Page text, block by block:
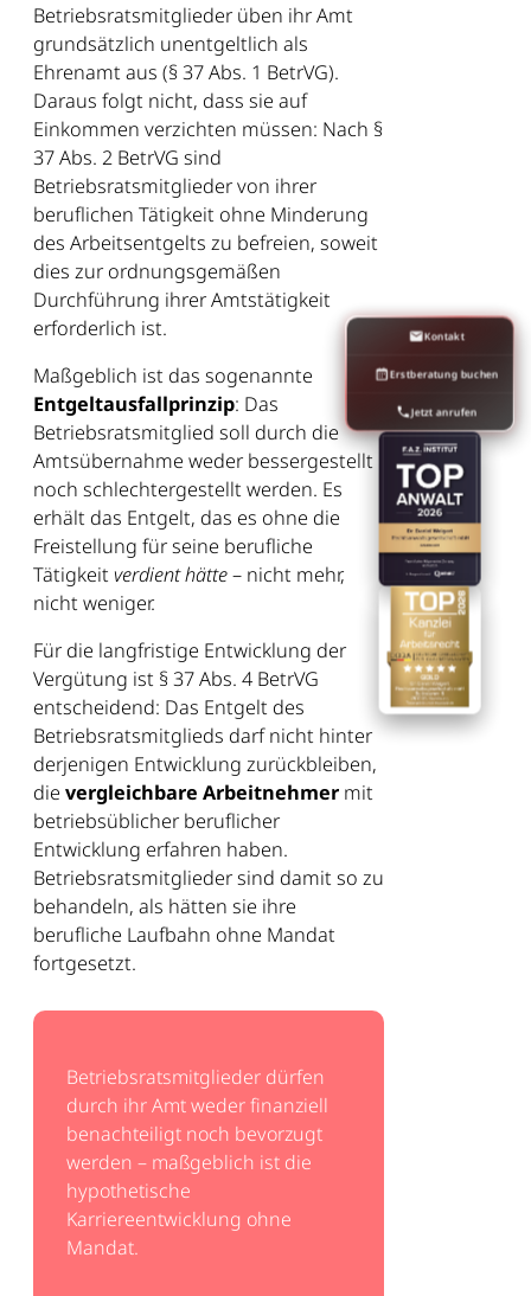
Betriebsratsmitglieder üben ihr Amt
grundsätzlich unentgeltlich als
Ehrenamt aus (§ 37 Abs. 1 BetrVG).
Daraus folgt nicht, dass sie auf
Einkommen verzichten müssen: Nach §
37 Abs. 2 BetrVG sind
Betriebsratsmitglieder von ihrer
beruflichen Tätigkeit ohne Minderung
des Arbeitsentgelts zu befreien, soweit
dies zur ordnungsgemäßen
Durchführung ihrer Amtstätigkeit
erforderlich ist.
Maßgeblich ist das sogenannte
Entgeltausfallprinzip: Das
Betriebsratsmitglied soll durch die
Amtsübernahme weder bessergestellt
noch schlechtergestellt werden. Es
erhält das Entgelt, das es ohne die
Freistellung für seine berufliche
Tätigkeitverdient hätte– nicht mehr,
nicht weniger.
Für die langfristige Entwicklung der
Vergütung ist § 37 Abs. 4 BetrVG
entscheidend: Das Entgelt des
Betriebsratsmitglieds darf nicht hinter
derjenigen Entwicklung zurückbleiben,
die vergleichbare Arbeitnehmer mit
betriebsüblicher beruflicher
Entwicklung erfahren haben.
Betriebsratsmitglieder sind damit so zu
behandeln, als hätten sie ihre
berufliche Laufbahn ohne Mandat
fortgesetzt.
Betriebsratsmitglieder dürfen
durch ihr Amt weder finanziell
benachteiligt noch bevorzugt
werden – maßgeblich ist die
hypothetische
Karriereentwicklung ohne
Mandat.
Kontakt
Erstberatung buchen
Jetzt anrufen